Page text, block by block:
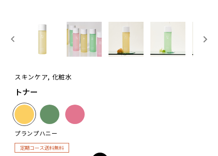
スキンケア, 化粧水
トナー
プランプハニー
定期コース送料無料